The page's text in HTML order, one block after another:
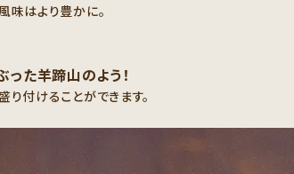
味はより豊かに。
った羊蹄山のよう！
付けることができます。